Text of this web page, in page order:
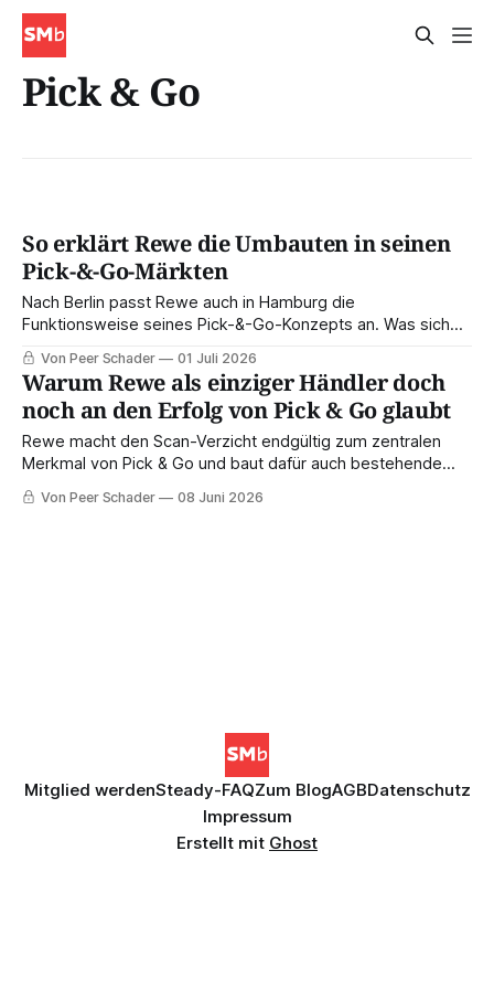
Pick & Go
So erklärt Rewe die Umbauten in seinen
Pick-&-Go-Märkten
Nach Berlin passt Rewe auch in Hamburg die
Funktionsweise seines Pick-&-Go-Konzepts an. Was sich
bei Obst und Gemüse und am Auslass ändert – und wie es
um die Zukunft der App für den Kassenlos-Einkauf steht.
Von Peer Schader 01 Juli 2026
Warum Rewe als einziger Händler doch
noch an den Erfolg von Pick & Go glaubt
Rewe macht den Scan-Verzicht endgültig zum zentralen
Merkmal von Pick & Go und baut dafür auch bestehende
Test-Filialen um. Außerdem: KI an der Rewe-SB-Kasse, die
Folgen der knallbunten Pflanzlich-Generalüberholung im
Von Peer Schader 08 Juni 2026
Mitglied werdenSteady-FAQZum BlogAGBDatenschutz
Impressum
Erstellt mit Ghost